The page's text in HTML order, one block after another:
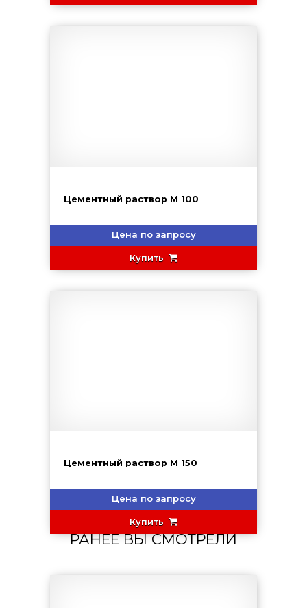
Цементный раствор М 100
Цена по запросу
Купить
Цементный раствор М 150
Цена по запросу
Купить
РАНЕЕ ВЫ СМОТРЕЛИ